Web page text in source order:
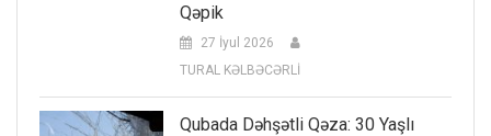
Qəpik
27 İyul 2026
TURAL KƏLBƏCƏRLİ
Qubada Dəhşətli Qəza: 30 Yaşlı